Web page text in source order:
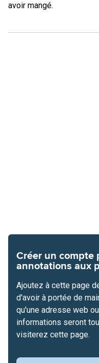
avoir mangé.
Créer un compte
annotations aux
Ajoutez à cette page
d'avoir à portée de
qu'une adresse web
informations seront
visiterez cette page.